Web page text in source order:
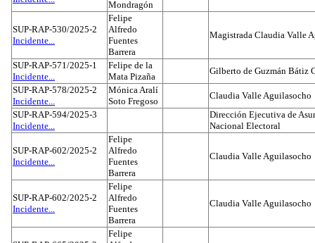
Mondragón
SUP-RAP-530/2025-2
Incidente...
Felipe
Alfredo
Fuentes
Barrera
Magistrada Claudia Valle
SUP-RAP-571/2025-1
Incidente...
Felipe de la
Mata Pizaña
Gilberto de Guzmán Bátiz
SUP-RAP-578/2025-2
Incidente...
Mónica Aralí
Soto Fregoso
Claudia Valle Aguilasocho
SUP-RAP-594/2025-3
Incidente...
Dirección Ejecutiva de
Nacional Electoral
SUP-RAP-602/2025-2
Incidente...
Felipe
Alfredo
Fuentes
Barrera
Claudia Valle Aguilasocho
SUP-RAP-602/2025-2
Incidente...
Felipe
Alfredo
Fuentes
Barrera
Claudia Valle Aguilasocho
Felipe